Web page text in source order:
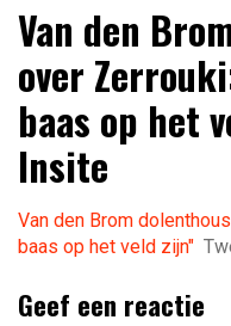
Van den
over
baas op het
Insite
Van den Brom
baas op het veld zijn"
Geef een reactie